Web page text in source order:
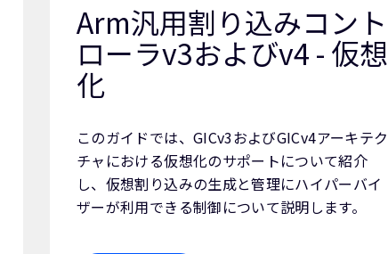
Arm汎用割り込みコント
ローラv3およびv4 - 仮想
化
このガイドでは、GICv3およびGICv4アーキテク
チャにおける仮想化のサポートについて紹介
し、仮想割り込みの生成と管理にハイパーバイ
ザーが利用できる制御について説明します。